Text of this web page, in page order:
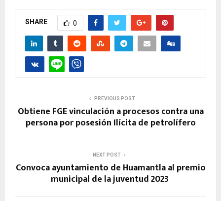
SHARE 0
PREVIOUS POST
Obtiene FGE vinculación a procesos contra una
persona por posesión Ilícita de petrolífero
NEXT POST
Convoca ayuntamiento de Huamantla al premio
municipal de la juventud 2023